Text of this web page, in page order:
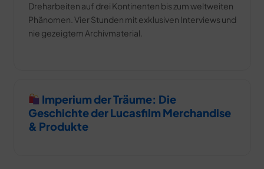
Dreharbeiten auf drei Kontinenten bis zum weltweiten
Phänomen. Vier Stunden mit exklusiven Interviews und
nie gezeigtem Archivmaterial.
Imperium der Träume: Die
Geschichte der Lucasfilm Merchandise
& Produkte